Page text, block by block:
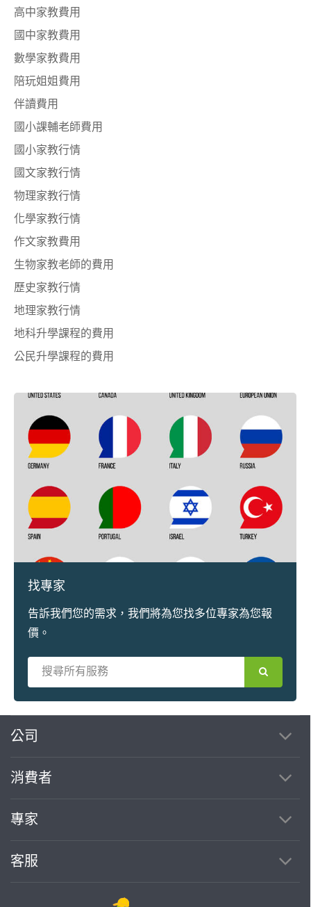
高中家教費用
國中家教費用
數學家教費用
陪玩姐姐費用
伴讀費用
國小課輔老師費用
國小家教行情
國文家教行情
物理家教行情
化學家教行情
作文家教費用
生物家教老師的費用
歷史家教行情
地理家教行情
地科升學課程的費用
公民升學課程的費用
找專家
告訴我們您的需求，我們將為您找多位專家為您報
價。
公司
消費者
專家
客服
繼續完成